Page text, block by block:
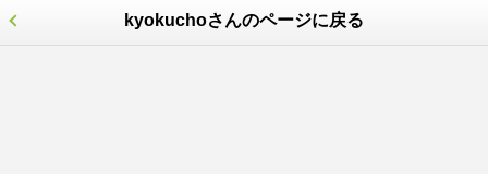
kyokuchoさんのページに戻る